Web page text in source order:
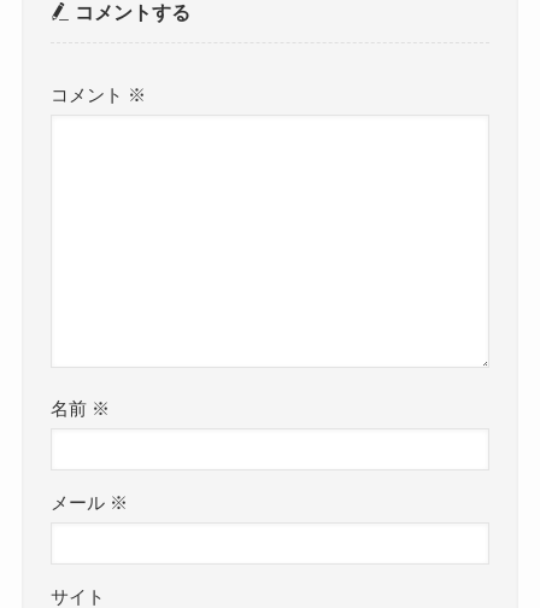
コメントする
コメント ※
名前 ※
メール ※
サイト